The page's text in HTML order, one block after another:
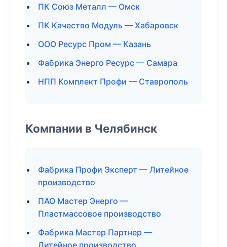
ПК Союз Металл — Омск
ПК Качество Модуль — Хабаровск
ООО Ресурс Пром — Казань
Фабрика Энерго Ресурс — Самара
НПП Комплект Профи — Ставрополь
Компании в Челябинск
Фабрика Профи Эксперт — Литейное
производство
ПАО Мастер Энерго —
Пластмассовое производство
Фабрика Мастер Партнер —
Литейное производство